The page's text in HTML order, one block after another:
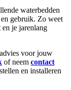
waterbedden
gebruik. Zo weet
je jarenlang
voor jouw
of neem contact
en installeren